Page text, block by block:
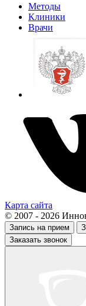
Методы
Клиники
Врачи
Карта сайта
© 2007 - 2026
Запись на прием
Заказать звонок